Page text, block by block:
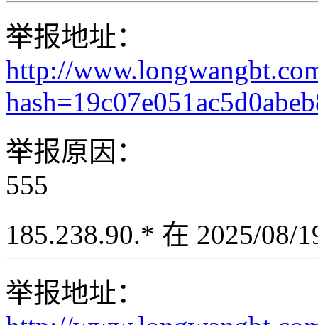
举报地址：
http://
举报原因：
555
185.238.90.* 在 2025/08/
举报地址：